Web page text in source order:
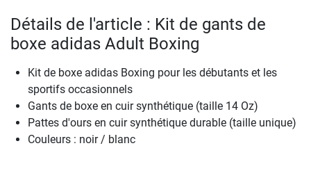
Détails de l'article : Kit de gants de
boxe adidas Adult Boxing
Kit de boxe adidas Boxing pour les débutants et les
sportifs occasionnels
Gants de boxe en cuir synthétique (taille 14 Oz)
Pattes d'ours en cuir synthétique durable (taille unique)
Couleurs : noir / blanc